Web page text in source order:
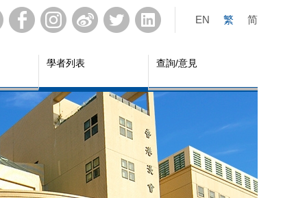
EN 繁 简
學者列表 查詢/意見